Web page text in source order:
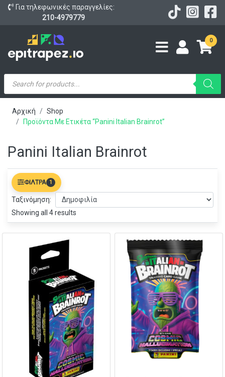
Για τηλεφωνικές παραγγελίες:
210-4979779
0
Products
search
Αρχική
Shop
Προϊόντα Με Ετικέτα “Panini Italian Brainrot”
Panini Italian Brainrot
Showing all 4 results
ΦΊΛΤΡΑ 1
Ταξινόμηση: